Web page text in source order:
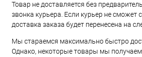
Товар не доставляется без
звонка курьера. Если курьер не сможет
доставка заказа будет перенесена на
Мы стараемся максимально быстро
Однако, некоторые товары мы